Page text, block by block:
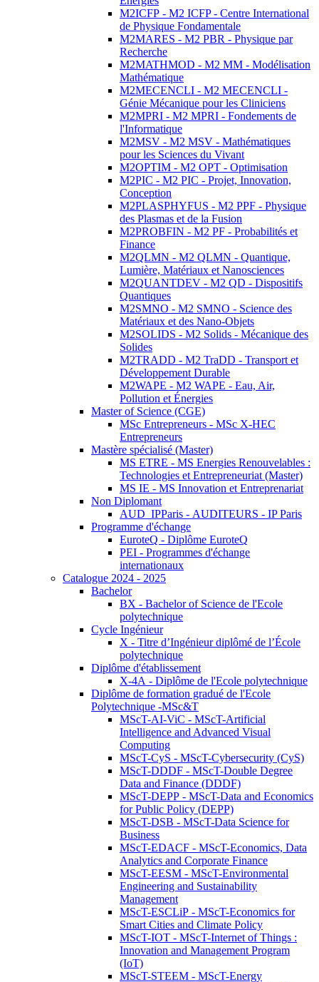
M2ICFP - M2 ICFP - Centre International
de Physique Fondamentale
M2MARES - M2 PBR - Physique par
Recherche
M2MATHMOD - M2 MM - Modélisation
Mathématique
M2MECENCLI - M2 MECENCLI -
Génie Mécanique pour les Cliniciens
M2MPRI - M2 MPRI - Fondements de
l'Informatique
M2MSV - M2 MSV - Mathématiques
pour les Sciences du Vivant
M2OPTIM - M2 OPT - Optimisation
M2PIC - M2 PIC - Projet, Innovation,
Conception
M2PLASPHYFUS - M2 PPF - Physique
des Plasmas et de la Fusion
M2PROBFIN - M2 PF - Probabilités et
Finance
M2QLMN - M2 QLMN - Quantique,
Lumière, Matériaux et Nanosciences
M2QUANTDEV - M2 QD - Dispositifs
Quantiques
M2SMNO - M2 SMNO - Science des
Matériaux et des Nano-Objets
M2SOLIDS - M2 Solids - Mécanique des
Solides
M2TRADD - M2 TraDD - Transport et
Développement Durable
M2WAPE - M2 WAPE - Eau, Air,
Pollution et Énergies
Master of Science (CGE)
MSc Entrepreneurs - MSc X-HEC
Entrepreneurs
Mastère spécialisé (Master)
MS ETRE - MS Energies Renouvelables :
Technologies et Entrepreneuriat (Master)
MS IE - MS Innovation et Entreprenariat
Non Diplomant
AUD_IPParis - AUDITEURS - IP Paris
Programme d'échange
EuroteQ - Diplôme EuroteQ
PEI - Programmes d'échange
internationaux
Catalogue 2024 - 2025
Bachelor
BX - Bachelor of Science de l'Ecole
polytechnique
Cycle Ingénieur
X - Titre d’Ingénieur diplômé de l’École
polytechnique
Diplôme d'établissement
X-4A - Diplôme de l'Ecole polytechnique
Diplôme de formation gradué de l'Ecole
Polytechnique -MSc&T
MScT-AI-ViC - MScT-Artificial
Intelligence and Advanced Visual
Computing
MScT-CyS - MScT-Cybersecurity (CyS)
MScT-DDDF - MScT-Double Degree
Data and Finance (DDDF)
MScT-DEPP - MScT-Data and Economics
for Public Policy (DEPP)
MScT-DSB - MScT-Data Science for
Business
MScT-EDACF - MScT-Economics, Data
Analytics and Corporate Finance
MScT-EESM - MScT-Environmental
Engineering and Sustainability
Management
MScT-ESCLiP - MScT-Economics for
Smart Cities and Climate Policy
MScT-IOT - MScT-Internet of Things :
Innovation and Management Program
(IoT)
MScT-STEEM - MScT-Energy